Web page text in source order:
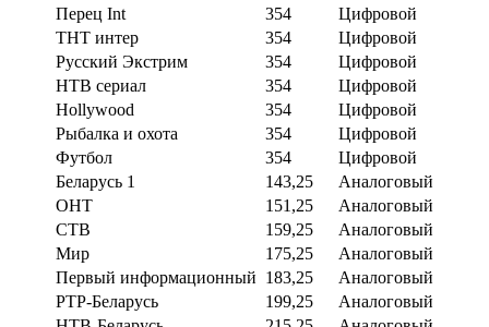
Перец Int
354
Цифровой
ТНТ интер
354
Цифровой
Русский Экстрим
354
Цифровой
НТВ сериал
354
Цифровой
Hollywood
354
Цифровой
Рыбалка и охота
354
Цифровой
Футбол
354
Цифровой
Беларусь 1
143,25
Аналоговый
ОНТ
151,25
Аналоговый
СТВ
159,25
Аналоговый
Мир
175,25
Аналоговый
Первый информационный 183,25
Аналоговый
РТР-Беларусь
199,25
Аналоговый